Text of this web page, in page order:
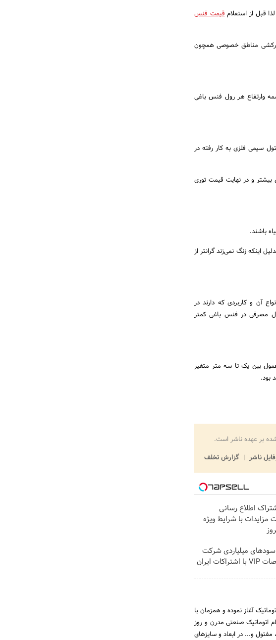
قبل از استعلامقیمت فنس
مناطق خصوصی همچون
وارتفاع هر رول فنس باغی
سیمی فلزی به کار رفته در
و در نهایت قیمت توری
باشند.
اینکه زنگ نمی‌زند گرانتر از
آن و کاربردی که دارند در
مصرفی در فنس باغی کمتر
بین یک تا سه متر متغیر
بود.
بر عهده ناشر است.
ناشر
گزارش تخلف
اطلاع رسانی
مزایدات با شرایط ویژه
میلیاردی شرکت
در مناقصات VIP با اشتراکات ایران
نیمه اتوماتیک آغاز نموده و همزمان با
اتوماتیک صنعتی مدرن و روز
رابیتس، توری، مفتول و... در ابعاد و سایزهای